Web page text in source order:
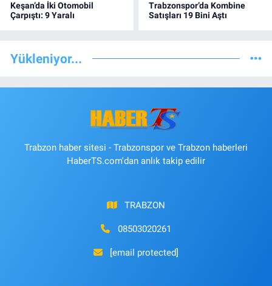
Keşan’da İki Otomobil
Çarpıştı: 9 Yaralı
Trabzonspor’da Kombine
Satışları 19 Bini Aştı
Yükleniyor...
Trabzon haber sitesi - Trabzonspor ve Trabzon haberleri
HaberTS.com'dan anlık takip edilir
TRABZON
08503020261
[email protected]